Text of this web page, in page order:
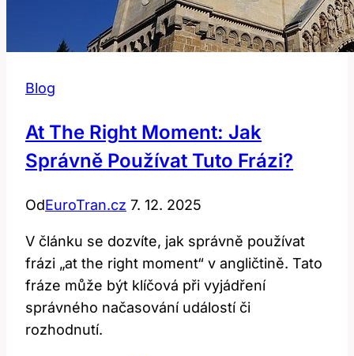
Blog
At The Right Moment: Jak
Správně Používat Tuto Frázi?
OdEuroTran.cz 7. 12. 2025
V článku se dozvíte, jak správně používat
frázi „at the right moment“ v angličtině. Tato
fráze může být klíčová při vyjádření
správného načasování událostí či
rozhodnutí.